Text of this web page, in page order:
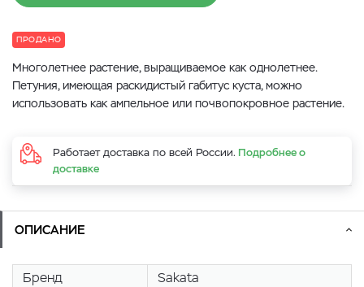
ПРОДАНО
Многолетнее растение, выращиваемое как однолетнее.
Петуния, имеющая раскидистый габитус куста, можно
использовать как ампельное или почвопокровное растение.
Работает доставка по всей России. Подробнее о
доставке
ОПИСАНИЕ
Бренд
Sakata